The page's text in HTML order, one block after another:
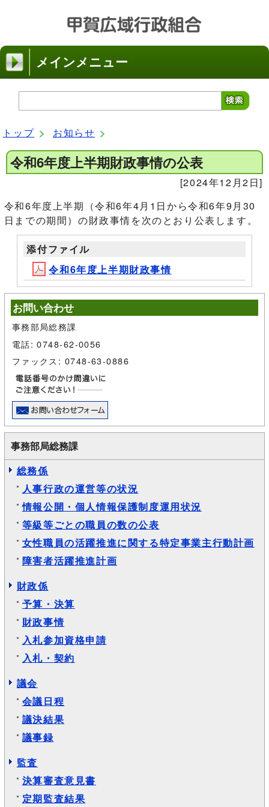
メインメニュー
トップ お知らせ
令和6年度上半期財政事情の公表
[2024年12月2日]
令和6年度上半期（令和6年4月1日から令和6年9月30
日までの期間）の財政事情を次のとおり公表します。
添付ファイル
令和6年度上半期財政事情
お問い合わせ
事務部局総務課
電話: 0748-62-0056
ファックス: 0748-63-0886
事務部局総務課
総務係
人事行政の運営等の状況
情報公開・個人情報保護制度運用状況
等級等ごとの職員の数の公表
女性職員の活躍推進に関する特定事業主行動計画
障害者活躍推進計画
財政係
予算・決算
財政事情
入札参加資格申請
入札・契約
議会
会議日程
議決結果
議事録
監査
決算審査意見書
定期監査結果